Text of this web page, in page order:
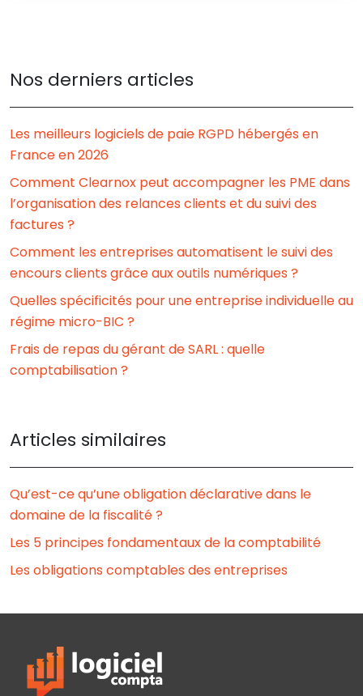
Nos derniers articles
Les meilleurs logiciels de paie RGPD hébergés en
France en 2026
Comment Clearnox peut accompagner les PME dans
l’organisation des relances clients et du suivi des
factures ?
Comment les entreprises automatisent le suivi des
encours clients grâce aux outils numériques ?
Quelles spécificités pour une entreprise individuelle au
régime micro-BIC ?
Frais de repas du gérant de SARL : quelle
comptabilisation ?
Articles similaires
Qu’est-ce qu’une obligation déclarative dans le
domaine de la fiscalité ?
Les 5 principes fondamentaux de la comptabilité
Les obligations comptables des entreprises